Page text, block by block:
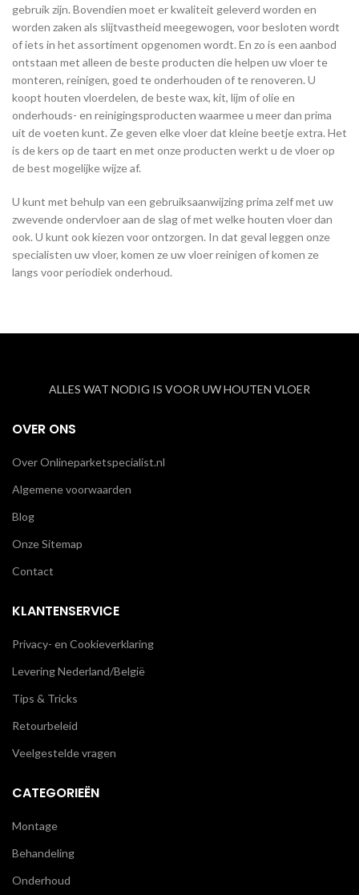
gebruik zijn. Bovendien moet er kwaliteit geleverd worden en
worden zaken als slijtvastheid meegewogen, voor besloten wordt
of iets in het assortiment opgenomen wordt. En zo is een aanbod
ontstaan met alleen de beste producten die helpen uw vloer te
monteren, reinigen, goed te onderhouden of te renoveren. U
koopt houten vloerdelen, de beste wax, kit, lijm of olie en
onderhouds- en reinigingsproducten waarmee u meer dan prima
uit de voeten kunt. Ze geven elke vloer dat kleine beetje extra. Het
is de kers op de taart en met onze producten werkt u de vloer op
de best mogelijke wijze af.
U kunt met behulp van een gebruiksaanwijzing prima zelf met uw
zwevende ondervloer aan de slag of met welke houten vloer dan
ook. U kunt ook kiezen voor ontzorgen. In dat geval leggen onze
specialisten uw vloer, komen ze uw vloer reinigen of komen ze
langs voor periodiek onderhoud.
ALLES WAT NODIG IS VOOR UW HOUTEN VLOER
OVER ONS
Over Onlineparketspecialist.nl
Algemene voorwaarden
Blog
Onze Sitemap
Contact
KLANTENSERVICE
Privacy- en Cookieverklaring
Levering Nederland/België
Tips & Tricks
Retourbeleid
Veelgestelde vragen
CATEGORIEËN
Montage
Behandeling
Onderhoud